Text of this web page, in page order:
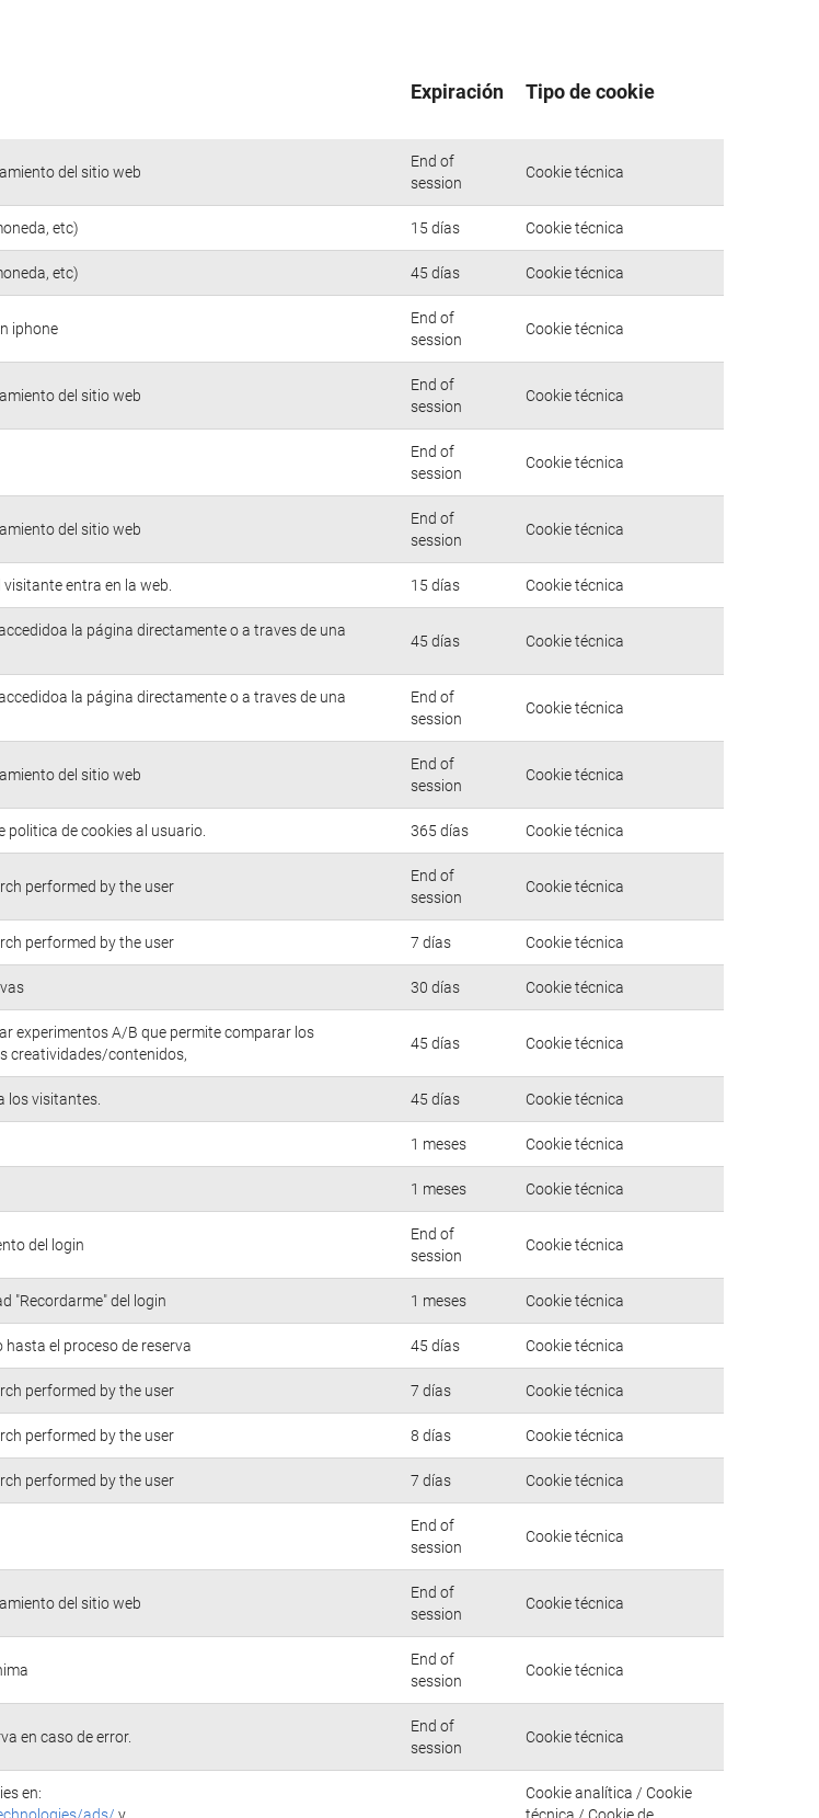
Expiración Tipo de cookie
del sitio web
End of
session
Cookie técnica
etc) 15 días Cookie técnica
etc) 45 días Cookie técnica
iphone
End of
session
Cookie técnica
del sitio web
End of
session
Cookie técnica
End of
session
Cookie técnica
del sitio web
End of
session
Cookie técnica
entra en la web. 15 días Cookie técnica
la página directamente o a traves de una
45 días Cookie técnica
la página directamente o a traves de una
End of
session
Cookie técnica
del sitio web
End of
session
Cookie técnica
politica de cookies al usuario. 365 días Cookie técnica
performed by the user
End of
session
Cookie técnica
performed by the user 7 días Cookie técnica
30 días Cookie técnica
experimentos A/B que permite comparar los
creatividades/contenidos,
45 días Cookie técnica
los visitantes. 45 días Cookie técnica
1 meses Cookie técnica
1 meses Cookie técnica
del login
End of
session
Cookie técnica
"Recordarme" del login 1 meses Cookie técnica
el proceso de reserva 45 días Cookie técnica
performed by the user 7 días Cookie técnica
performed by the user 8 días Cookie técnica
performed by the user 7 días Cookie técnica
End of
session
Cookie técnica
del sitio web
End of
session
Cookie técnica
End of
session
Cookie técnica
en caso de error.
End of
session
Cookie técnica
en:
Cookie analítica / Cookie